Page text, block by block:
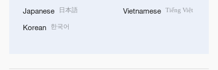
Japanese 日本語
Korean 한국어
Vietnamese Tiếng Việt